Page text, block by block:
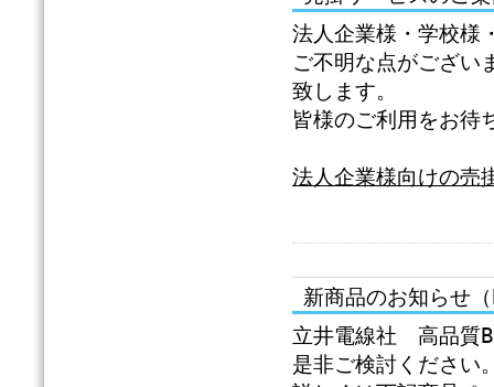
法人企業様・学校様
ご不明な点がござい
致します。
皆様のご利用をお待
法人企業様向けの売
新商品のお知らせ
立井電線社 高品質
是非ご検討ください